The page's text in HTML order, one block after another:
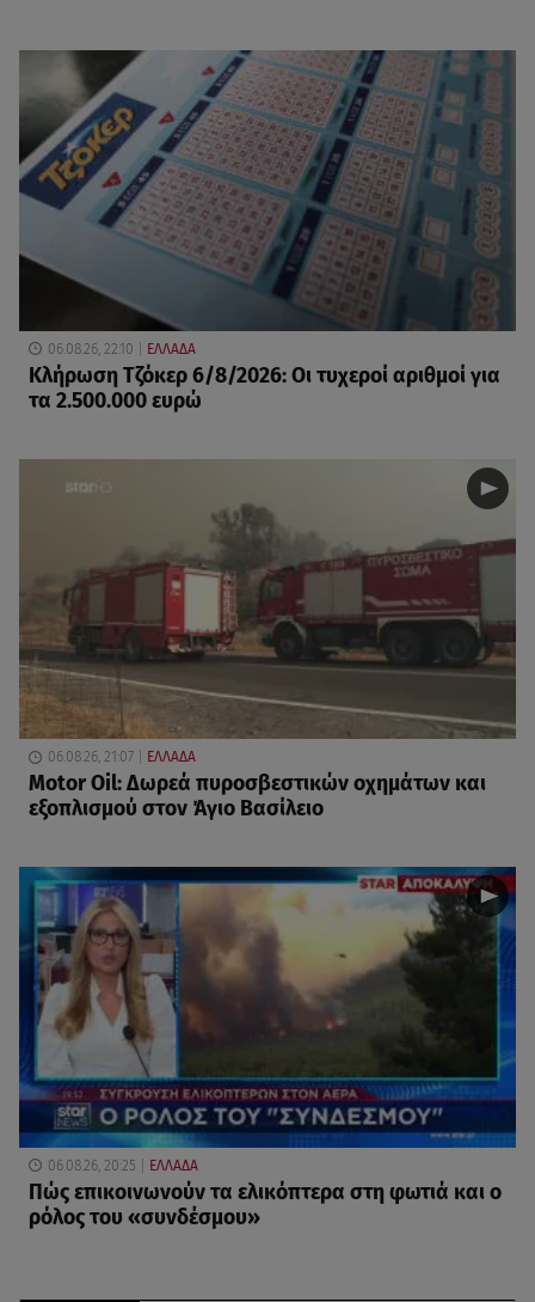
06.08.26, 22:10 ΕΛΛΑΔΑ
Κλήρωση Τζόκερ 6/8/2026: Οι τυχεροί αριθμοί για
τα 2.500.000 ευρώ
06.08.26, 21:07 ΕΛΛΑΔΑ
Motor Oil: Δωρεά πυροσβεστικών οχημάτων και
εξοπλισμού στον Άγιο Βασίλειο
06.08.26, 20:25 ΕΛΛΑΔΑ
Πώς επικοινωνούν τα ελικόπτερα στη φωτιά και ο
ρόλος του «συνδέσμου»